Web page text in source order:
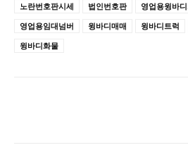
노란번호판시세
법인번호판 영업용윙바
영업용임대넘버
윙바디매매 윙바디트럭
윙바디화물